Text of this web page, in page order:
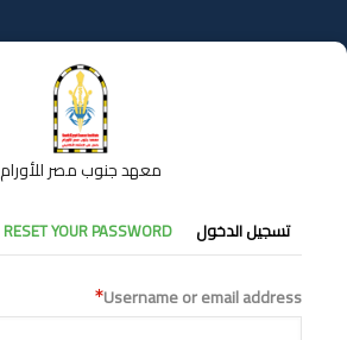
إلى
المحتوى
معهد جنوب مصر للأورام
التبويبات
الأساسية
تسجيل الدخول RESET YOUR PASSWORD
Username or email address